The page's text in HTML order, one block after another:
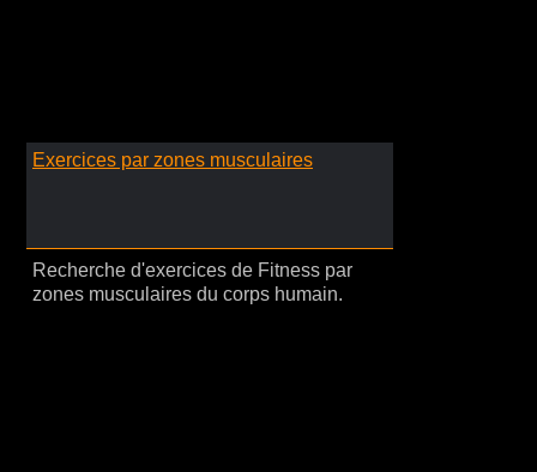
Exercices par zones musculaires
Recherche d'exercices de Fitness par
zones musculaires du corps humain.